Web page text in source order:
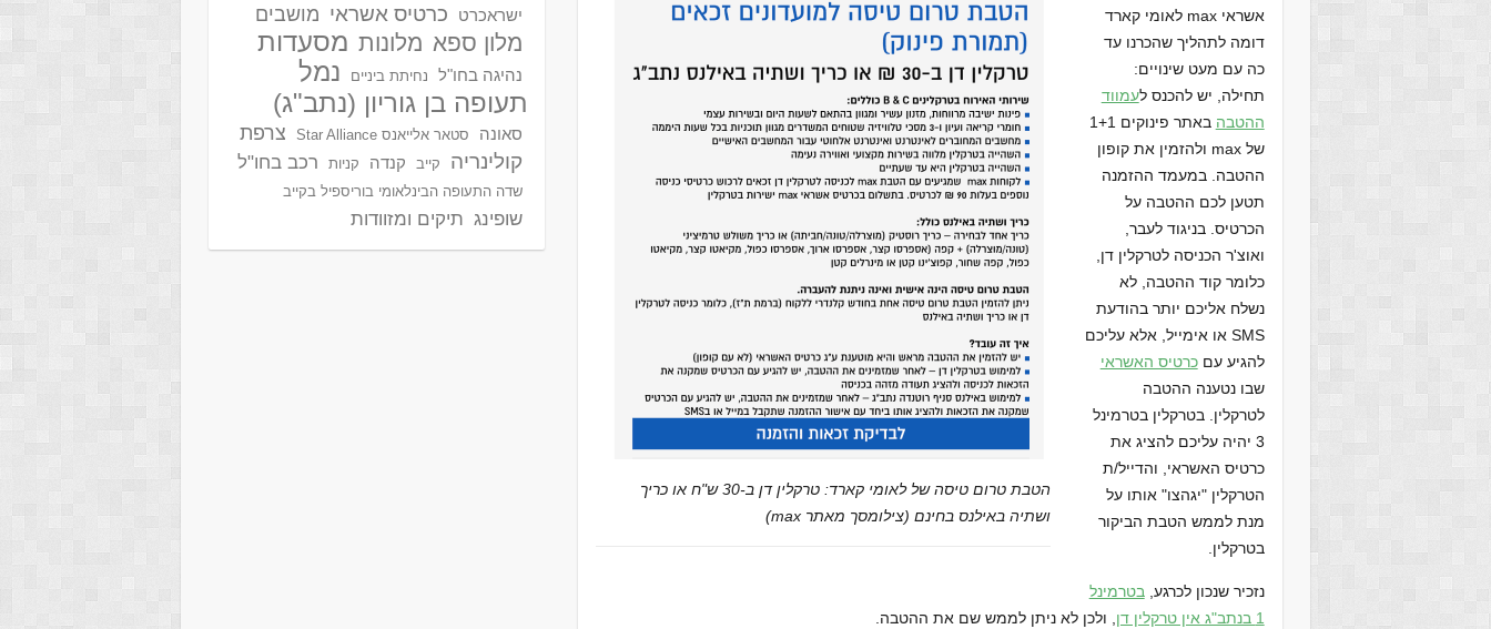
הטבת טרום טיסה של לאומי קארד: טרקלין דן ב-30 ש"ח או כריך
ושתיה באילנס בחינם (צילומסך מאתר max)
אשראי max לאומי קארד
דומה לתהליך שהכרנו עד
כה עם מעט שינויים:
תחילה, יש להכנס לעמווד
ההטבה
באתר פינוקים 1+1
של max ולהזמין את קופון
ההטבה. במעמד ההזמנה
תטען לכם ההטבה על
הכרטיס. בניגוד לעבר,
ואוצ'ר הכניסה לטרקלין דן,
כלומר קוד ההטבה, לא
נשלח אליכם יותר בהודעת
SMS או אימייל, אלא עליכם
להגיע עםכרטיס האשראי
שבו נטענה ההטבה
לטרקלין. בטרקלין בטרמינל
3 יהיה עליכם להציג את
כרטיס האשראי, והדייל/ת
הטרקלין "יגהצו" אותו על
מנת לממש הטבת הביקור
בטרקלין.
נזכיר שנכון לכרגע,בטרמינל
1 בנתב"ג אין טרקלין דן
, ולכן לא ניתן לממש שם את ההטבה.
ישראכרט כרטיס אשראי מושבים
מלון ספא מלונות מסעדות
נהיגה בחו"ל נחיתת ביניים
נמל
תעופה בן גוריון (נתב"ג)
סאונה סטאר אלייאנס Star Alliance צרפת
קולינריה קייב קנדה קניות רכב בחו"ל
שדה התעופה הבינלאומי בוריספיל בקייב
שופינג תיקים ומזוודות